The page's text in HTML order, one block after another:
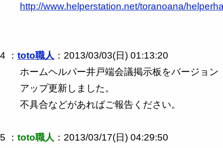
http://www.helperstation.net/toranoana/
4 ： toto職人 ：2013/03/03(日) 01:13:20
ホームヘルパー井戸端会議掲示板をバージョン
アップ更新しました。
不具合などがあればご報告ください。
5 ： toto職人 ：2013/03/17(日) 04:29:50